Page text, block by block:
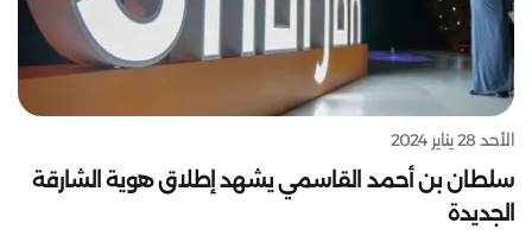
الأحد 28 يناير 2024
سلطان بن أحمد القاسمي يشهد إطلاق هوية الشارقة
الجديدة